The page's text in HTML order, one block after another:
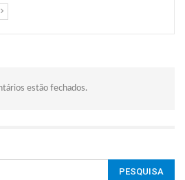
estão fechados.